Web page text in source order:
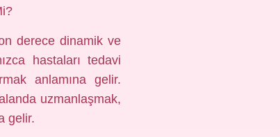
derece dinamik ve
hastaları tedavi
anlamına gelir.
uzmanlaşmak,
gelir.